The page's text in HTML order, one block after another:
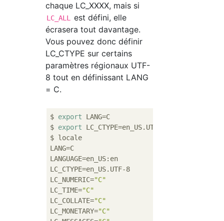
chaque LC_XXXX, mais si
LC_ALL
est défini, elle
écrasera tout davantage.
Vous pouvez donc définir
LC_CTYPE sur certains
paramètres régionaux UTF-
8 tout en définissant LANG
= C.
$ export LANG=C
$ export LC_CTYPE=en_US.UTF-8
$ locale
LANG=C
LANGUAGE=en_US:en
LC_CTYPE=en_US.UTF-8
LC_NUMERIC="C"
LC_TIME="C"
LC_COLLATE="C"
LC_MONETARY="C"